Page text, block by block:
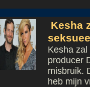
Kesha
Kesha
producer
misbruik.
heb mijn